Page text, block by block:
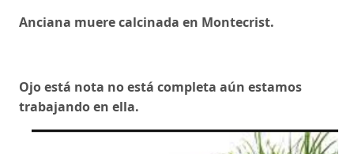
Anciana muere calcinada en Montecrist.
Ojo está nota no está completa aún estamos
trabajando en ella.